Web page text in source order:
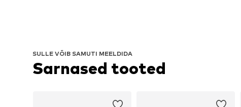
SULLE VÕIB SAMUTI MEELDIDA
Sarnased tooted